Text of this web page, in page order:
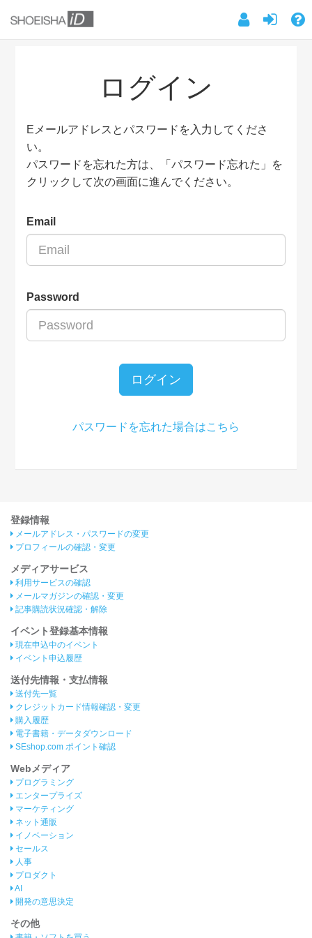
ログイン
Eメールアドレスとパスワードを入力してくださ
い。
パスワードを忘れた方は、「パスワード忘れた」を
クリックして次の画面に進んでください。
Email
Password
ログイン
パスワードを忘れた場合はこちら
登録情報
メールアドレス・パスワードの変更
プロフィールの確認・変更
メディアサービス
利用サービスの確認
メールマガジンの確認・変更
記事購読状況確認・解除
イベント登録基本情報
現在申込中のイベント
イベント申込履歴
送付先情報・支払情報
送付先一覧
クレジットカード情報確認・変更
購入履歴
電子書籍・データダウンロード
SEshop.com ポイント確認
Webメディア
プログラミング
エンタープライズ
マーケティング
ネット通販
イノベーション
セールス
人事
プロダクト
AI
開発の意思決定
その他